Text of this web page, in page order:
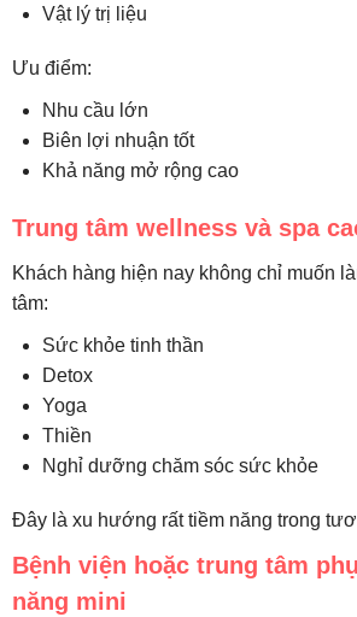
Vật lý trị liệu
Ưu điểm:
Nhu cầu lớn
Biên lợi nhuận tốt
Khả năng mở rộng cao
Trung tâm wellness và spa
Khách hàng hiện nay không chỉ muốn
tâm:
Sức khỏe tinh thần
Detox
Yoga
Thiền
Nghỉ dưỡng chăm sóc sức khỏe
Đây là xu hướng rất tiềm năng trong
Bệnh viện hoặc trung tâm
năng mini